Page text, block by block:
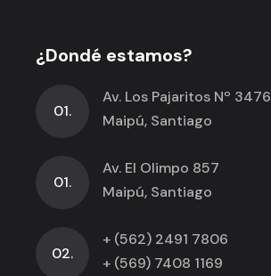
¿Dondé estamos?
01.
Av. Los Pajaritos Nº 3476
Maipú, Santiago
01.
Av. El Olimpo 857
Maipú, Santiago
02.
+ (562) 2491 7806
+ (569) 7408 1169